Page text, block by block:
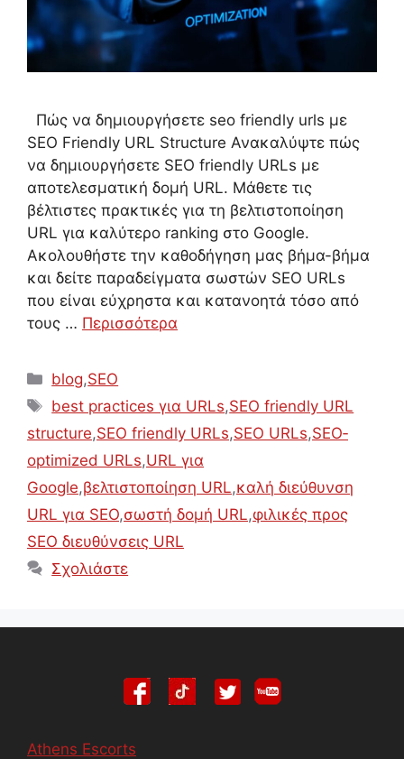
Πώς να δημιουργήσετε seo friendly urls με
SEO Friendly URL Structure Ανακαλύψτε πώς
να δημιουργήσετε SEO friendly URLs με
αποτελεσματική δομή URL. Μάθετε τις
βέλτιστες πρακτικές για τη βελτιστοποίηση
URL για καλύτερο ranking στο Google.
Ακολουθήστε την καθοδήγηση μας βήμα-βήμα
και δείτε παραδείγματα σωστών SEO URLs
που είναι εύχρηστα και κατανοητά τόσο από
τους … Περισσότερα
Κατηγορίες
blog,SEO
Ετικέτες
best practices για URLs,SEO friendly URL
structure,SEO friendly URLs,SEO URLs,SEO‐
optimized URLs,URL για
Google,βελτιστοποίηση URL,καλή διεύθυνση
URL για SEO,σωστή δομή URL,φιλικές προς
SEO διευθύνσεις URL
Σχολιάστε
Athens Escorts